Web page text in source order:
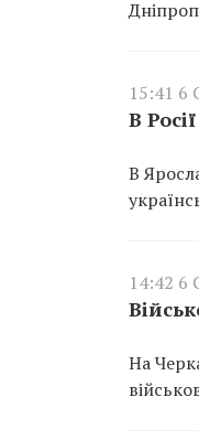
15:41 6
В
В
14:42 6
На